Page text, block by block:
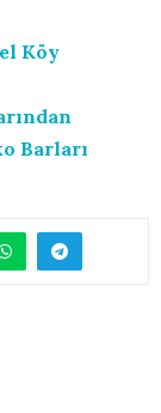
Köy
Barları